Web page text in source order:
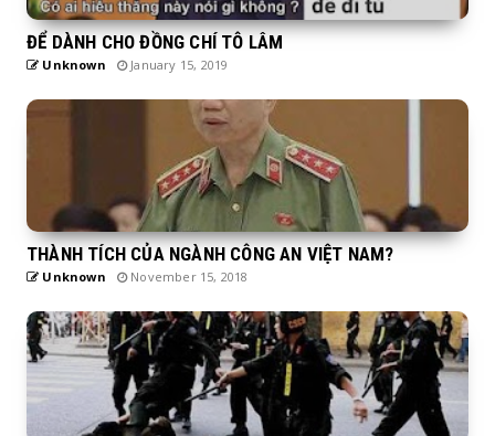
ĐỂ DÀNH CHO ĐỒNG CHÍ TÔ LÂM
Unknown January 15, 2019
THÀNH TÍCH CỦA NGÀNH CÔNG AN VIỆT NAM?
Unknown November 15, 2018